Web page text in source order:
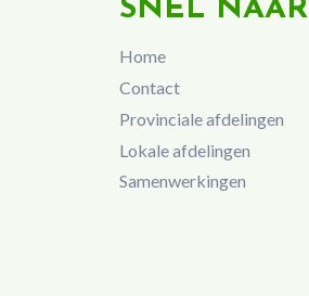
SNEL NAAR
Home
Contact
Provinciale afdelingen
Lokale afdelingen
Samenwerkingen